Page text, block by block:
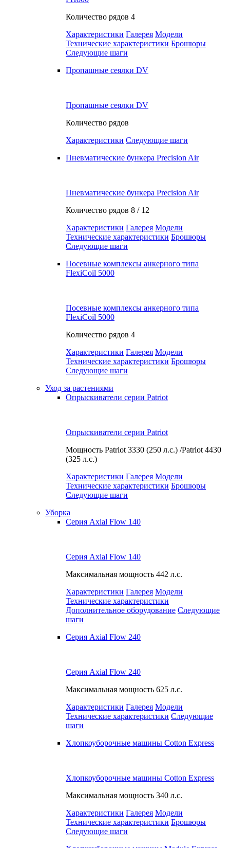
Количество рядов 4
Характеристики Галерея Модели
Технические характеристики Брошюры
Следующие шаги
Пропашные сеялки DV
Пропашные сеялки DV
Количество рядов
Характеристики Следующие шаги
Пневматические бункера Precision Air
Пневматические бункера Precision Air
Количество рядов 8 / 12
Характеристики Галерея Модели
Технические характеристики Брошюры
Следующие шаги
Посевные комплексы анкерного типа
FlexiCoil 5000
Посевные комплексы анкерного типа
FlexiCoil 5000
Количество рядов 4
Характеристики Галерея Модели
Технические характеристики Брошюры
Следующие шаги
Уход за растениями
Опрыскиватели серии Patriot
Опрыскиватели серии Patriot
Мощность Patriot 3330 (250 л.с.) /Patriot 4430
(325 л.с.)
Характеристики Галерея Модели
Технические характеристики Брошюры
Следующие шаги
Уборка
Серия Axial Flow 140
Серия Axial Flow 140
Максимальная мощность 442 л.с.
Характеристики Галерея Модели
Технические характеристики
Дополнительное оборудование Следующие
шаги
Серия Axial Flow 240
Серия Axial Flow 240
Максимальная мощность 625 л.с.
Характеристики Галерея Модели
Технические характеристики Следующие
шаги
Хлопкоуборочные машины Cotton Express
Хлопкоуборочные машины Cotton Express
Максимальная мощность 340 л.с.
Характеристики Галерея Модели
Технические характеристики Брошюры
Следующие шаги